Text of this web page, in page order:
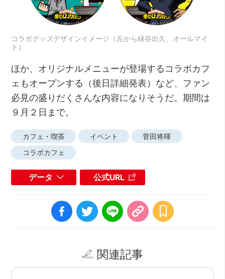
コラボグッズデザインイメージ（左から緑谷出久、オールマイ
ト）
ほか、オリジナルメニューが登場するコラボカフ
ェもオープンする（後日詳細発表）など、ファン
必見の盛りだくさんな内容になりそうだ。期間は
９月２日まで。
カフェ・喫茶 イベント
菅田将暉
コラボカフェ
データ 公式URL
関連記事